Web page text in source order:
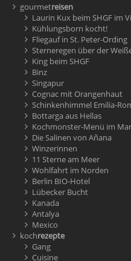
gourmetreisen
Laurin Kux beim SHGF im
Kühlungsborn kocht!
Fliegauf in St. Peter-Ording
Sterneregen über der
King beim SHGF
Binz
Singapur
Cognac mit Orangenhaut
Schinkenhimmel Emilia-
Bottarga aus Hellas
Kochmonster-Menü im
Die Salinen von Añana
Winzerinnen
11 Sterne am Meer
Wohlfahrt im Norden
Berlin BIO-Hotel
Lübecker Bucht
Kanada
Antalya
Mexico
kochrezepte
Gang
Cuisine